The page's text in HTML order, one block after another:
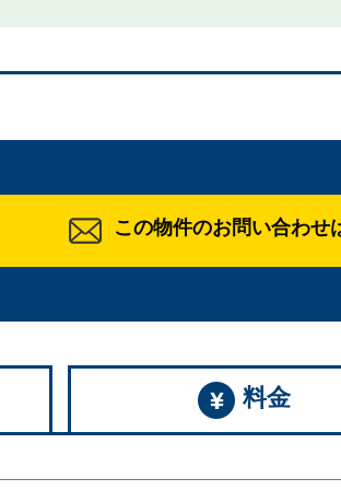
この物件のお問い合わせ
料金